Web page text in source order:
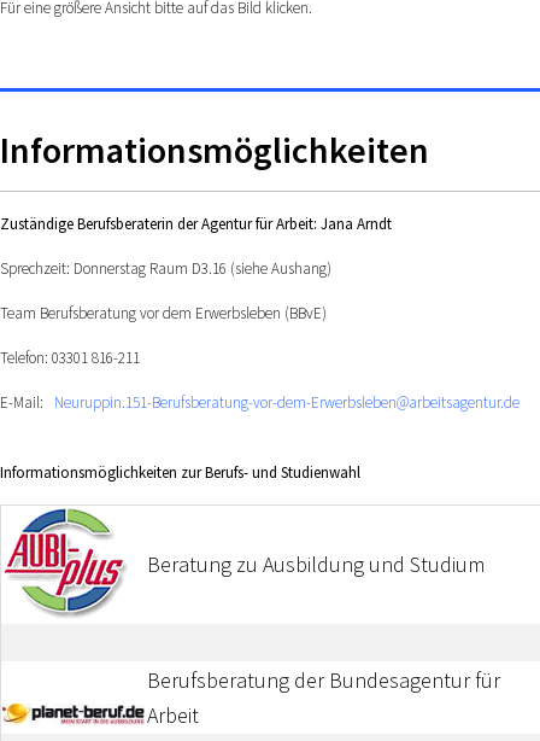
Für eine größere Ansicht bitte auf das Bild klicken.
Informationsmöglichkeiten
Zuständige Berufsberaterin der Agentur für Arbeit: Jana Arndt
Sprechzeit: Donnerstag Raum D3.16 (siehe Aushang)
Team Berufsberatung vor dem Erwerbsleben (BBvE)
Telefon: 03301 816-211
E-Mail: Neuruppin.151-Berufsberatung-vor-dem-Erwerbsleben@arbeitsagentur.de
Informationsmöglichkeiten zur Berufs- und Studienwahl
Beratung zu Ausbildung und Studium
Berufsberatung der Bundesagentur für
Arbeit